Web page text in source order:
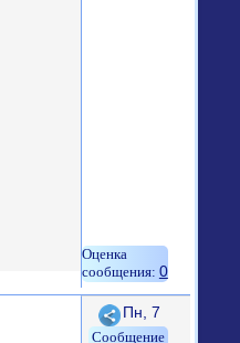
0
Поделиться
Пн, 7